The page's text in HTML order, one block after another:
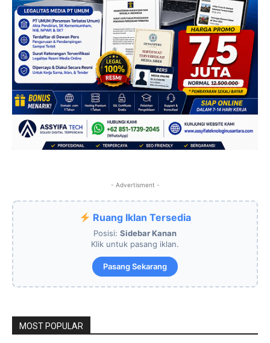
- Advertisment -
Ruang Iklan Tersedia
Posisi: Sidebar Kanan
Klik untuk pasang iklan.
Pasang Sekarang
MOST POPULAR